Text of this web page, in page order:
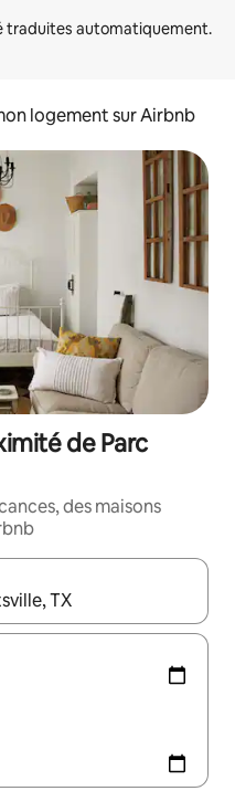
logement sur Airbnb
de Parc
des maisons
utilisez les flèches vers le